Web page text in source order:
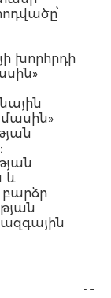
խորհրդի
և
Մ.